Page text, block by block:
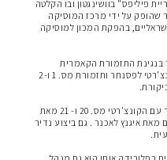
פיליפס" בוושינגטון ובו הקלטה
שהופק על ידי מרכז המוסיקה
בהפקת המכון למוסיקה
בנגינת התזמורת הקאמרית
הישראלית בניצוחו של יואב תלמי עם הקונצ'רטי לפסנתר ותזמורת מס. 1 ו-2
ב- 2016 הופיע בחברת "נאקסוס" תקליטור עם הקונצ'רטי מס. 20 ו- 21 מאת
מאת איגנץ לאכנר . גם ביצוע נדיר